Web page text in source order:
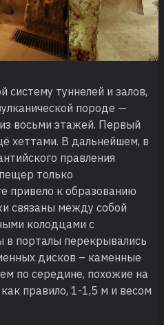
систему туннелей и залов,
породе —
восьми этажей. Первый
хеттами. В дальнейшем, в
правления
только
привело к образованию
связаны между собой
колодцами с
порталы перекрывались
дисков – каменные
по середине, похожие на
правило, 1-1,5 м и весом